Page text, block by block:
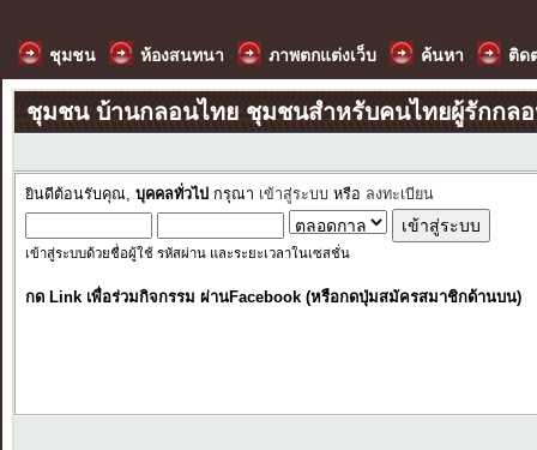
ชุมชน ห้องสนทนา ภาพตกแต่งเว็บ ค้นหา ติด
ชุมชน บ้านกลอนไทย ชุมชนสำหรับคนไทยผู้รักกล
ยินดีต้อนรับคุณ, บุคคลทั่วไป กรุณา เข้าสู่ระบบ หรือ ลงทะเบียน
เข้าสู่ระบบด้วยชื่อผู้ใช้ รหัสผ่าน และระยะเวลาในเซสชั่น
กด Link เพื่อร่วมกิจกรรม ผ่านFacebook (หรือกดปุ่มสมัครสมาชิกด้านบน)